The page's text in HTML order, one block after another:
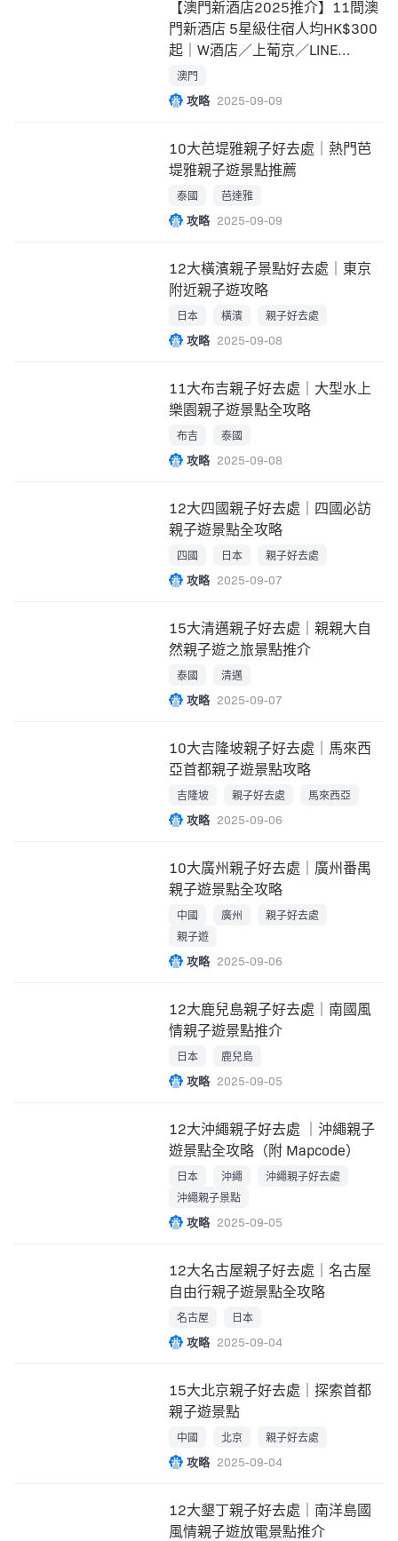
【澳門新酒店2025推介】11間澳
門新酒店 5星級住宿人均HK$300
起｜W酒店／上葡京／LINE
FRIENDS
澳門
攻略 2025-09-09
10大芭堤雅親子好去處｜熱門芭
堤雅親子遊景點推薦
泰國 芭達雅
攻略 2025-09-09
12大橫濱親子景點好去處｜東京
附近親子遊攻略
日本 橫濱 親子好去處
攻略 2025-09-08
11大布吉親子好去處｜大型水上
樂園親子遊景點全攻略
布吉 泰國
攻略 2025-09-08
12大四國親子好去處｜四國必訪
親子遊景點全攻略
四國 日本 親子好去處
攻略 2025-09-07
15大清邁親子好去處｜親親大自
然親子遊之旅景點推介
泰國 清邁
攻略 2025-09-07
10大吉隆坡親子好去處｜馬來西
亞首都親子遊景點攻略
吉隆坡 親子好去處 馬來西亞
攻略 2025-09-06
10大廣州親子好去處｜廣州番禺
親子遊景點全攻略
中國 廣州
親子好去處
親子遊
攻略 2025-09-06
12大鹿兒島親子好去處｜南國風
情親子遊景點推介
日本 鹿兒島
攻略 2025-09-05
12大沖繩親子好去處 ｜沖繩親子
遊景點全攻略（附 Mapcode）
日本 沖繩
沖繩親子好去處
沖繩親子景點
攻略 2025-09-05
12大名古屋親子好去處｜名古屋
自由行親子遊景點全攻略
名古屋 日本
攻略 2025-09-04
15大北京親子好去處｜探索首都
親子遊景點
中國 北京 親子好去處
攻略 2025-09-04
12大墾丁親子好去處｜南洋島國
風情親子遊放電景點推介